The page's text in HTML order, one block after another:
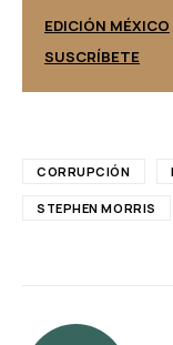
EDICIÓN MÉXICO
SUSCRÍBETE
CORRUPCIÓN
STEPHEN MORRIS